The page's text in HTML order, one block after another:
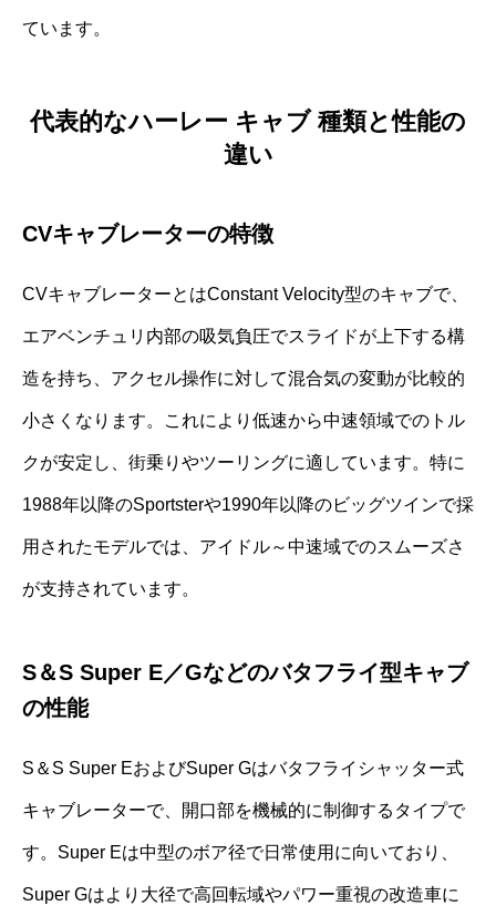
ています。
代表的なハーレー キャブ 種類と性能の
違い
CVキャブレーターの特徴
CVキャブレーターとはConstant Velocity型のキャブで、
エアベンチュリ内部の吸気負圧でスライドが上下する構
造を持ち、アクセル操作に対して混合気の変動が比較的
小さくなります。これにより低速から中速領域でのトル
クが安定し、街乗りやツーリングに適しています。特に
1988年以降のSportsterや1990年以降のビッグツインで採
用されたモデルでは、アイドル～中速域でのスムーズさ
が支持されています。
S＆S Super E／Gなどのバタフライ型キャブ
の性能
S＆S Super EおよびSuper Gはバタフライシャッター式
キャブレーターで、開口部を機械的に制御するタイプで
す。Super Eは中型のボア径で日常使用に向いており、
Super Gはより大径で高回転域やパワー重視の改造車に